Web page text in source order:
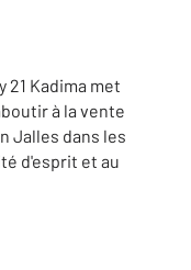
21 Kadima met
à la vente
Jalles dans les
d'esprit et au